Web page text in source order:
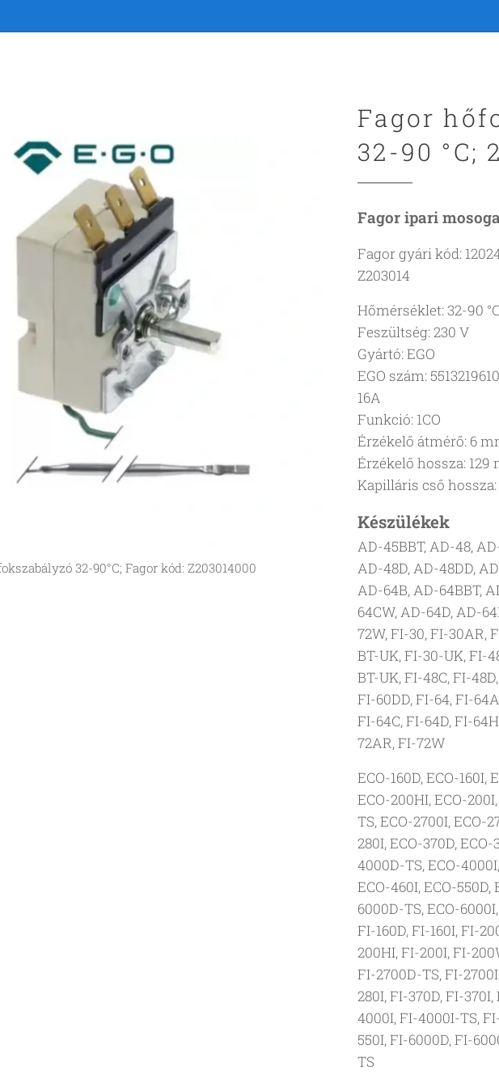
Fagor
32-90 °C;
32-90°C; Fagor kód: Z203014000
Fagor ipari
Fagor gyári kód:
Z203014
Hőmérséklet: 32-90 °C
Feszültség: 230 V
Gyártó: EGO
EGO szám:
16A
Funkció: 1CO
Érzékelő átmérő: 6
Érzékelő hossza: 129
Kapilláris cső
Készülékek
AD-45BBT, AD-48,
AD-48D, AD-48DD,
AD-64B, AD-64BBT,
64CW, AD-64D, AD-
72W, FI-30, FI-30AR,
BT-UK, FI-30-UK, FI-
BT-UK, FI-48C, FI-
FI-60DD, FI-64, FI-
FI-64C, FI-64D, FI-
72AR, FI-72W
ECO-160D, ECO-160I,
ECO-200HI, ECO-
TS, ECO-2700I, ECO-
280I, ECO-370D,
4000D-TS, ECO-
ECO-460I, ECO-550D,
6000D-TS, ECO-
FI-160D, FI-160I, FI-
200HI, FI-200I, FI-
FI-2700D-TS, FI-
280I, FI-370D, FI-
4000I, FI-4000I-TS,
550I, FI-6000D, FI-
TS